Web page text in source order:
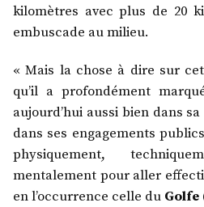
kilomètres avec plus de 20
embuscade au milieu.
« Mais la chose à dire sur
qu’il a profondément
aujourd’hui aussi bien dans
dans ses engagements
physiquement,
mentalement pour aller
en l’occurrence celle du Golfe